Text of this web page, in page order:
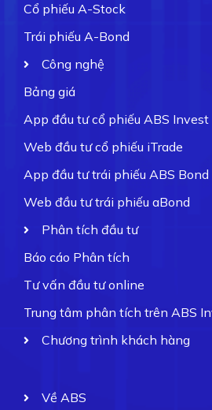
Cổ phiếu A-Stock
Trái phiếu A-Bond
Công nghệ
Bảng giá
App đầu tư cổ phiếu ABS Invest
Web đầu tư cổ phiếu iTrade
App đầu tư trái phiếu ABS Bond
Web đầu tư trái phiếu aBond
Phân tích đầu tư
Báo cáo Phân tích
Tư vấn đầu tư online
Trung tâm phân tích trên ABS
Chương trình khách hàng
Về ABS